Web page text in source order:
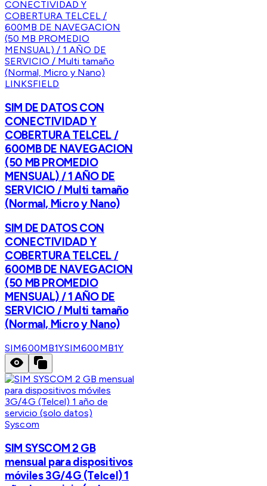
LINKSFIELD
SIM DE DATOS CON
CONECTIVIDAD Y
COBERTURA TELCEL /
600MB DE NAVEGACION
(50 MB PROMEDIO
MENSUAL) / 1 AÑO DE
SERVICIO / Multi tamaño
(Normal, Micro y Nano)
SIM DE DATOS CON
CONECTIVIDAD Y
COBERTURA TELCEL /
600MB DE NAVEGACION
(50 MB PROMEDIO
MENSUAL) / 1 AÑO DE
SERVICIO / Multi tamaño
(Normal, Micro y Nano)
SIM600MB1YSIM600MB1Y
Syscom
SIM SYSCOM 2 GB
mensual para dispositivos
móviles 3G/4G (Telcel) 1